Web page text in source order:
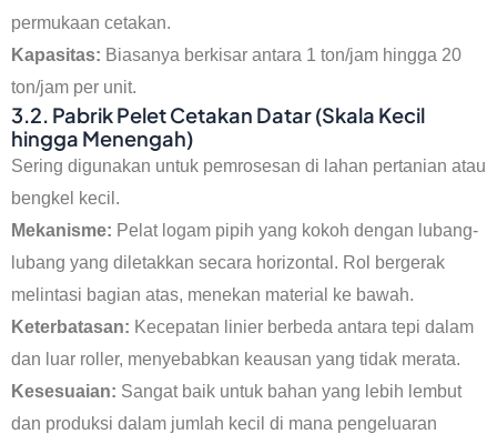
permukaan cetakan.
Kapasitas: Biasanya berkisar antara 1 ton/jam hingga 20
ton/jam per unit.
3.2. Pabrik Pelet Cetakan Datar (Skala Kecil
hingga Menengah)
Sering digunakan untuk pemrosesan di lahan pertanian atau
bengkel kecil.
Mekanisme: Pelat logam pipih yang kokoh dengan lubang-
lubang yang diletakkan secara horizontal. Rol bergerak
melintasi bagian atas, menekan material ke bawah.
Keterbatasan: Kecepatan linier berbeda antara tepi dalam
dan luar roller, menyebabkan keausan yang tidak merata.
Kesesuaian: Sangat baik untuk bahan yang lebih lembut
dan produksi dalam jumlah kecil di mana pengeluaran